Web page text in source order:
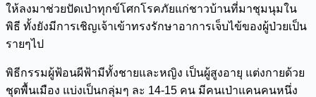
ให้ลงมาช่วยปัดเป่าทุกข์โศกโรคภัยแก่ชาวบ้านที่มาชุมนุมใน
พิธี ทั้งยังมีการเชิญเจ้าเข้าทรงรักษาอาการเจ็บไข้ของผู้ป่วยเป็น
รายๆไป
พิธีกรรมผู้ฟ้อนผีฟ้ามีทั้งชายและหญิง เป็นผู้สูงอายุ แต่งกายด้วย
ชุดพื้นเมือง แบ่งเป็นกลุ่มๆ ละ 14-15 คน มีคนเป่าแคนคนหนึ่ง